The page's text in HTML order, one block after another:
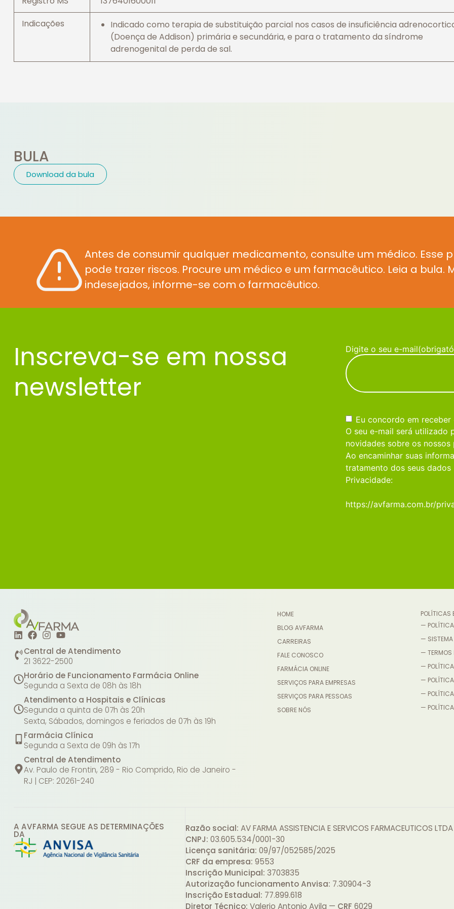
Indicações
Indicado como terapia de substituição parcial nos casos de insuficiência
(Doença de Addison) primária e secundária, e para o tratamento da síndrome
adrenogenital de perda de sal.
BULA
Download da bula
Antes de consumir qualquer medicamento, consulte um médico. Esse
pode trazer riscos. Procure um médico e um farmacêutico. Leia a
indesejados, informe-se com o farmacêutico.
Inscreva-se em nossa
newsletter
Digite o seu e-mail
Consentimento(obrigatório)
Eu concordo em receber
O seu e-mail será utilizado
novidades sobre os nossos
Ao encaminhar suas
tratamento dos seus dados
Privacidade:
https://avfarma.com.br/
Central de Atendimento
21 3622-2500
Horário de Funcionamento Farmácia Online
Segunda a Sexta de 08h às 18h
Atendimento a Hospitais e Clínicas
Segunda a quinta de 07h às 20h
Sexta, Sábados, domingos e feriados de 07h às 19h
Farmácia Clínica
Segunda a Sexta de 09h às 17h
Central de Atendimento
Av. Paulo de Frontin, 289 - Rio Comprido, Rio de Janeiro -
RJ | CEP: 20261-240
HOME
BLOG AVFARMA
CARREIRAS
FALE CONOSCO
FARMÁCIA ONLINE
SERVIÇOS PARA EMPRESAS
SERVIÇOS PARA PESSOAS
SOBRE NÓS
POLÍTICAS
— POLÍTICA
— SISTEMA
— TERMOS
—
—
—
—
A AVFARMA SEGUE AS DETERMINAÇÕES
DA
Razão social: AV FARMA ASSISTENCIA E SERVICOS FARMACEUTICOS LTDA
CNPJ: 03.605.534/0001-30
Licença sanitária: 09/97/052585/2025
CRF da empresa: 9553
Inscrição Municipal: 3703835
Autorização funcionamento Anvisa: 7.30904-3
Inscrição Estadual: 77.899.618
Diretor Técnico: Valerio Antonio Avila — CRF 6029